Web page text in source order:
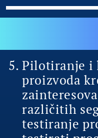
Pilotiranje i
proizvoda
različitih
testiranje